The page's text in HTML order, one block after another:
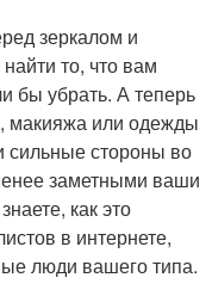
зеркалом и
то, что вам
бы убрать. А теперь
макияжа или одежды
стороны во
заметными ваши
как это
в интернете,
люди вашего типа.